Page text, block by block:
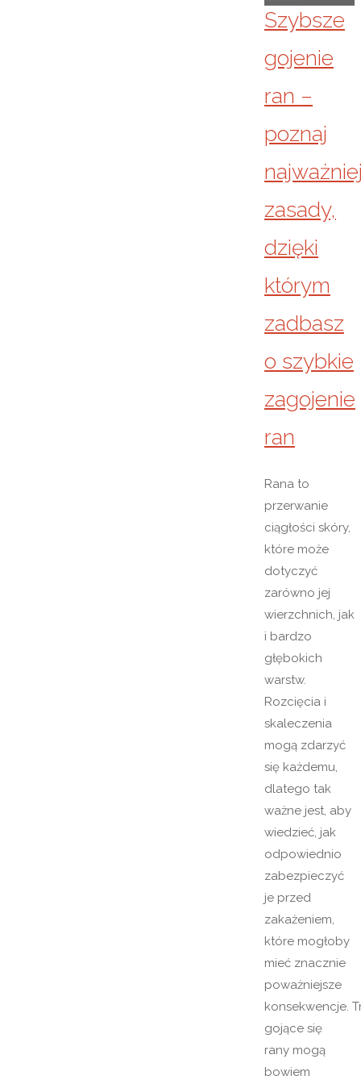
Szybsze
gojenie
ran –
poznaj
zasady,
dzięki
którym
zadbasz
o szybkie
zagojenie
ran
Rana to
przerwanie
ciągłości skóry,
które może
dotyczyć
zarówno jej
wierzchnich, jak
i bardzo
głębokich
warstw.
Rozcięcia i
skaleczenia
mogą zdarzyć
się każdemu,
dlatego tak
ważne jest, aby
wiedzieć, jak
odpowiednio
zabezpieczyć
je przed
zakażeniem,
które mogłoby
mieć znacznie
poważniejsze
konsekwencje.
gojące się
rany mogą
bowiem